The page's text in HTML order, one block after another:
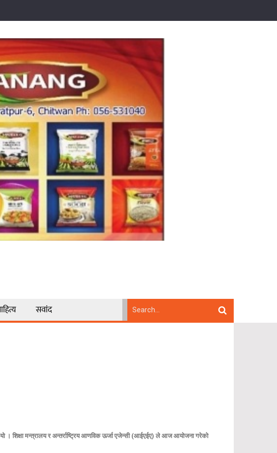
सवांद
। शिक्षा मन्त्रालय र अन्तर्राष्ट्रिय आणविक ऊर्जा एजेन्सी (आईएईए) ले आज आयोजना गरेको